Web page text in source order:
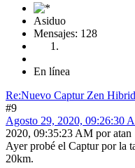
Asiduo
Mensajes: 128
En línea
Re:Nuevo Captur Zen
#9
Agosto 29, 2020, 09:26:30
2020, 09:35:23 AM por atan
Ayer probé el Captur por la
20km.